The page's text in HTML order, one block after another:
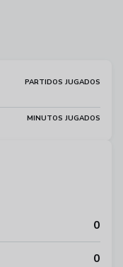
PARTIDOS JUGADOS
MINUTOS JUGADOS
0
0